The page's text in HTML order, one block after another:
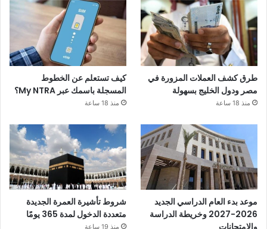
طرق كشف العملات المزورة في
مصر ودول الخليج بسهولة
منذ 18 ساعة
كيف تستعلم عن الخطوط
المسجلة باسمك عبر My NTRA؟
منذ 18 ساعة
موعد بدء العام الدراسي الجديد
2026-2027 وخريطة الدراسة
والامتحانات
شروط تأشيرة العمرة الجديدة
متعددة الدخول لمدة 365 يومًا
منذ 19 ساعة